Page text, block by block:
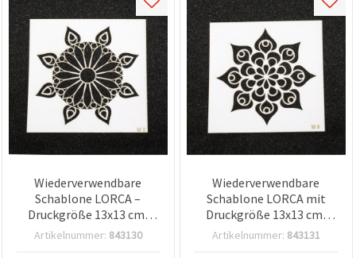
Wiederverwendbare
Schablone LORCA –
Druckgröße 13x13 cm,
LM2
Artikelnummer: 843130
Wiederverwendbare
Schablone LORCA mit
Druckgröße 13x13 cm,
LM3
Artikelnummer: 843131